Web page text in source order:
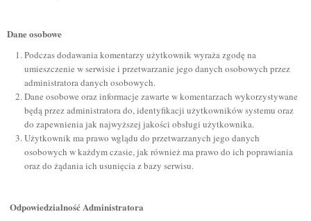
Dane osobowe
Podczas dodawania komentarzy użytkownik wyraża zgodę na
umieszczenie w serwisie i przetwarzanie jego danych osobowych przez
administratora danych osobowych.
Dane osobowe oraz informacje zawarte w komentarzach wykorzystywane
będą przez administratora do, identyfikacji użytkowników systemu oraz
do zapewnienia jak najwyższej jakości obsługi użytkownika.
Użytkownik ma prawo wglądu do przetwarzanych jego danych
osobowych w każdym czasie, jak również ma prawo do ich poprawiania
oraz do żądania ich usunięcia z bazy serwisu.
Odpowiedzialność Administratora